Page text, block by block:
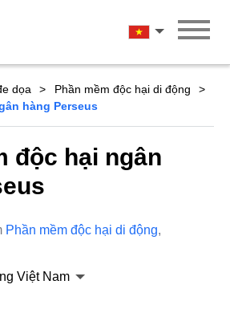
Tiếng Việt
dọa
Phần mềm độc hại di động
hàng Perseus
độc hại ngân
Phần mềm độc hại di động,
Việt Nam